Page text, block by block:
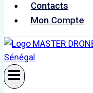
Contacts
Mon Compte